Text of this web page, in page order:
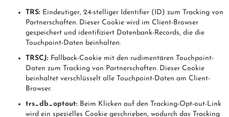
TRS: Eindeutiger, 24-stelliger Identifier (ID) zum Tracking von
Partnerschaften. Dieser Cookie wird im Client-Browser
gespeichert und identifiziert Datenbank-Records, die die
Touchpoint-Daten beinhalten.
TRSCJ: Fallback-Cookie mit den rudimentären Touchpoint-
Daten zum Tracking von Partnerschaften. Dieser Cookie
beinhaltet verschlüsselt alle Touchpoint-Daten am Client-
Browser.
trs_db_optout: Beim Klicken auf den Tracking-Opt-out-Link
wird ein spezielles Cookie geschrieben, wodurch das Tracking